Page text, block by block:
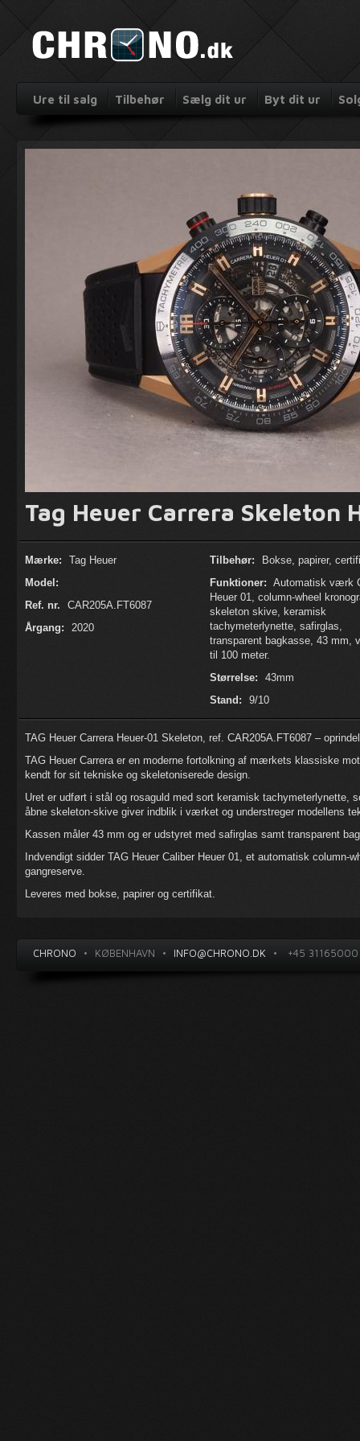
Ure til salg Tilbehør Sælg dit ur Byt dit ur
Tag Heuer Carrera Skeleton
Mærke:
Tag Heuer
Model:
Ref. nr.
CAR205A.FT6087
Årgang:
2020
Tilbehør:
Bokse, papirer,
Funktioner: Automatisk værk
Heuer 01, column-wheel
skeleton skive, keramisk
tachymeterlynette, safirglas,
transparent bagkasse, 43 mm,
til 100 meter.
Størrelse:
43mm
Stand:
9/10
TAG Heuer Carrera Heuer-01 Skeleton, ref. CAR205A.FT6087 –
TAG Heuer Carrera er en moderne fortolkning af mærkets klassiske
kendt for sit tekniske og skeletoniserede design.
Uret er udført i stål og rosaguld med sort keramisk tachymeterlynette,
åbne skeleton-skive giver indblik i værket og understreger modellens
Kassen måler 43 mm og er udstyret med safirglas samt transparent
Indvendigt sidder TAG Heuer Caliber Heuer 01, et automatisk
gangreserve.
Leveres med bokse, papirer og certifikat.
CHRONO • KØBENHAVN • INFO@CHRONO.DK • +45 31165000